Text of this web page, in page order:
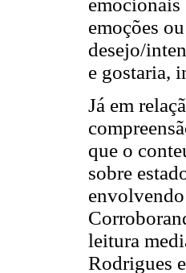
emoções
desejo/
e gostaria,
Já em
que o
sobre
leitura
Rodrigues